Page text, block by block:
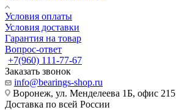
Условия оплаты
Условия доставки
Гарантия на товар
Вопрос-ответ
+7(960) 111-77-67
Заказать звонок
info@bearings-shop.ru
Воронеж, ул. Менделеева 1Б, офис 215
Доставка по всей России